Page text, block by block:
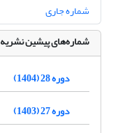
شماره جاری
شماره‌های پیشین نشریه
دوره 28 (1404)
دوره 27 (1403)